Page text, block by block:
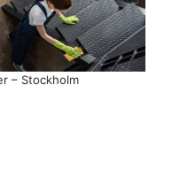
– Stockholm